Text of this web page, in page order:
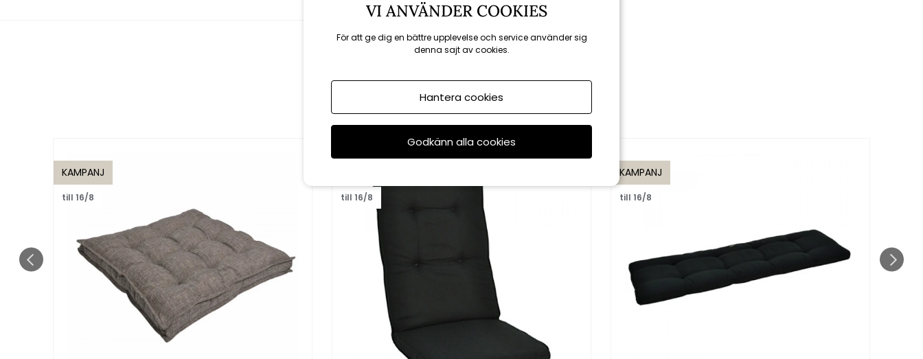
Rekommenderade tillbehör
KAMPANJ
till 16/8 till 16/8
KAMPANJ
till 16/8
VI ANVÄNDER COOKIES
För att ge dig en bättre upplevelse och service använder sig
denna sajt av cookies.
Hantera cookies
Godkänn alla cookies